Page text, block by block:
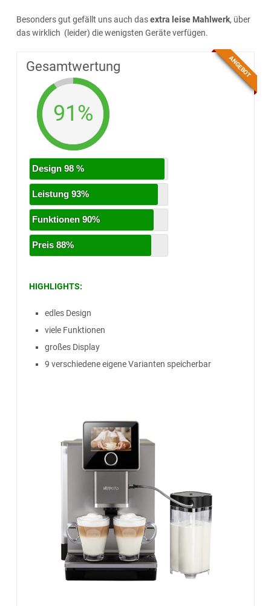
Besonders gut gefällt uns auch dasextra leise Mahlwerk, über
das wirklich (leider) die wenigsten Geräte verfügen.
91% TOP
Gesamtwertung
91%
Design 98 %
Leistung 93%
Funktionen 90%
Preis 88%
HIGHLIGHTS:
edles Design
viele Funktionen
großes Display
9 verschiedene eigene Varianten speicherbar
ANGEBOT